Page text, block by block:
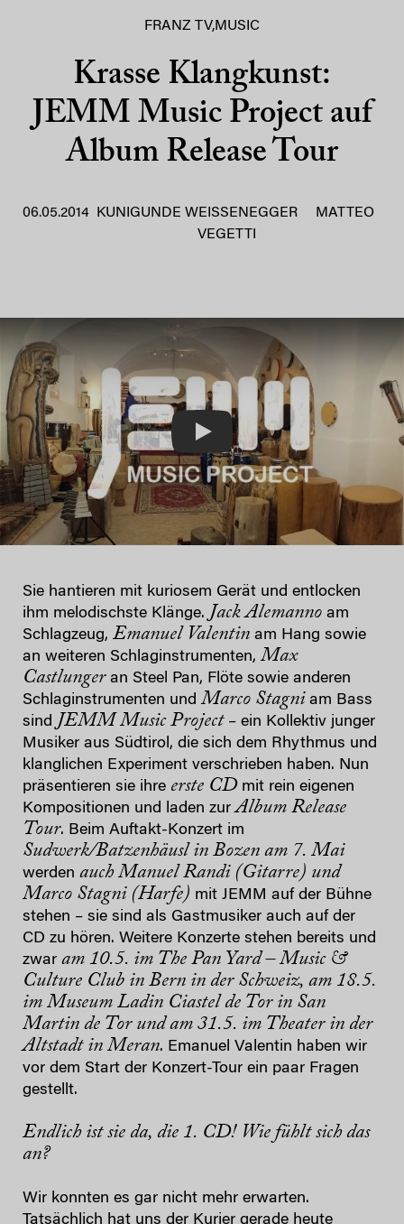
FRANZ TV,MUSIC
Krasse Klangkunst:
JEMM Music Project auf
Album Release Tour
06.05.2014 KUNIGUNDE WEISSENEGGER
MATTEO
VEGETTI
Sie hantieren mit kuriosem Gerät und entlocken
ihm melodischste Klänge. Jack Alemanno am
Schlagzeug, Emanuel Valentin am Hang sowie
an weiteren Schlaginstrumenten, Max
Castlungeran Steel Pan, Flöte sowie anderen
Schlaginstrumenten und Marco Stagni am Bass
sind JEMM Music Project– ein Kollektiv junger
Musiker aus Südtirol, die sich dem Rhythmus und
klanglichen Experiment verschrieben haben. Nun
präsentieren sie ihre erste CDmit rein eigenen
Kompositionen und laden zurAlbum Release
Tour. Beim Auftakt-Konzert im
Sudwerk/Batzenhäusl in Bozen am 7. Mai
werden auch Manuel Randi (Gitarre) und
Marco Stagni (Harfe) mit JEMM auf der Bühne
stehen – sie sind als Gastmusiker auch auf der
CD zu hören. Weitere Konzerte stehen bereits und
zwar am 10.5. im The Pan Yard – Music &
Culture Club in Bern in der Schweiz, am 18.5.
im Museum Ladin Ciastel de Tor in San
Martin de Tor und am 31.5. im Theater in der
Altstadt in Meran. Emanuel Valentin haben wir
vor dem Start der Konzert-Tour ein paar Fragen
gestellt.
Endlich ist sie da, die 1. CD! Wie fühlt sich das
an?
Wir konnten es gar nicht mehr erwarten.
Tatsächlich hat uns der Kurier gerade heute